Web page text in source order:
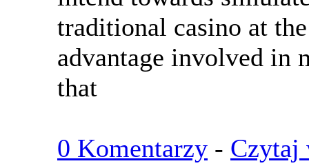
traditional casino at
advantage involved in
that
0 Komentarzy - Czytaj